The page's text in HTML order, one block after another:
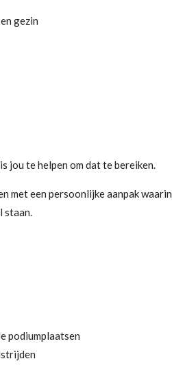
gezin
jou te helpen om dat te bereiken.
met een persoonlijke aanpak waarin
podiumplaatsen